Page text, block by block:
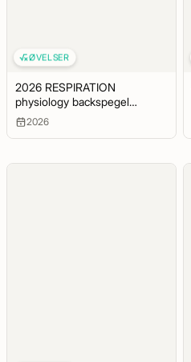
ØVELSER
2026 RESPIRATION
physiology backspegel
questions WILSON
2026